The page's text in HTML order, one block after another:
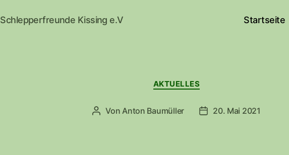
Schlepperfreunde Kissing e.V Startseite
Kategorien
AKTUELLES
Beitragsautor
Von Anton Baumüller Beitragsdatum
20. Mai 2021